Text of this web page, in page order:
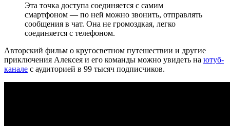
Эта точка доступа соединяется с самим
смартфоном — по ней можно звонить, отправлять
сообщения в чат. Она не громоздкая, легко
соединяется с телефоном.
Авторский фильм о кругосветном путешествии и другие
приключения Алексея и его команды можно увидеть на ютуб-
канале с аудиторией в 99 тысяч подписчиков.